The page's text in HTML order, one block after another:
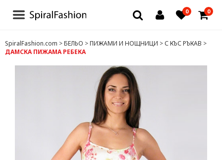
0 0
БЛУЗИ И РОКЛИ
БЕЛЬО
ЧОРАПИ И ЧОРАПОГАЩИ
SpiralFashion.com >БЕЛЬО >ПИЖАМИ И НОЩНИЦИ >С КЪС РЪКАВ >
ДАМСКА ПИЖАМА РЕБЕКА